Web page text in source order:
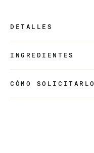
DETALLES
INGREDIENTES
CÓMO SOLICITARLO